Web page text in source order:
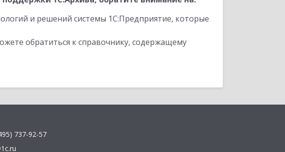
и решений системы 1С:Предприятие, которые
обратиться к справочнику, содержащему
737-92-57